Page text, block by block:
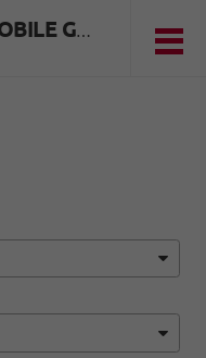
HUBER AUTOMOBILE GMBH